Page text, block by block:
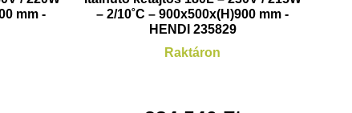
mm -
– 2/10˚C – 900x500x(H)900 mm -
HENDI 235829
Raktáron